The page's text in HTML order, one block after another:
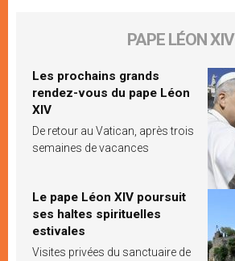
PAPE LÉON XIV
Les prochains grands
rendez-vous du pape Léon
XIV
De retour au Vatican, après trois
semaines de vacances
Le pape Léon XIV poursuit
ses haltes spirituelles
estivales
Visites privées du sanctuaire de